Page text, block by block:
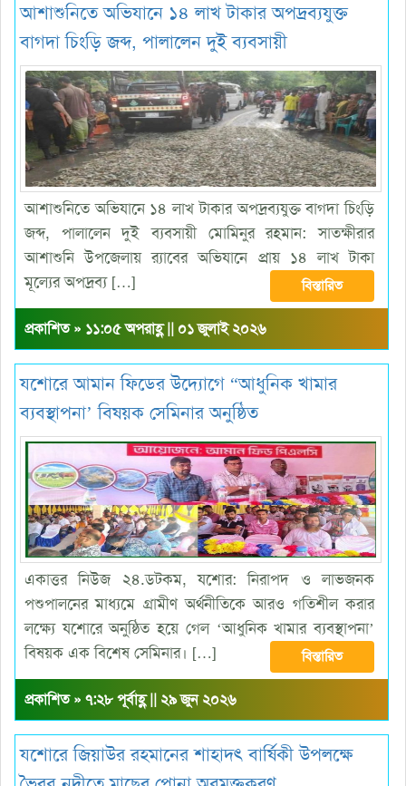
আশাশুনিতে অভিযানে ১৪ লাখ টাকার অপদ্রব্যযুক্ত
বাগদা চিংড়ি জব্দ, পালালেন দুই ব্যবসায়ী
আশাশুনিতে অভিযানে ১৪ লাখ টাকার অপদ্রব্যযুক্ত বাগদা চিংড়ি
জব্দ, পালালেন দুই ব্যবসায়ী মোমিনুর রহমান: সাতক্ষীরার
আশাশুনি উপজেলায় র‍্যাবের অভিযানে প্রায় ১৪ লাখ টাকা
মূল্যের অপদ্রব্য […]
বিস্তারিত
প্রকাশিত » ১১:০৫ অপরাহ্ণ || ০১ জুলাই ২০২৬
যশোরে আমান ফিডের উদ্যোগে “আধুনিক খামার
ব্যবস্থাপনা’ বিষয়ক সেমিনার অনুষ্ঠিত
একাত্তর নিউজ ২৪.ডটকম, যশোর: নিরাপদ ও লাভজনক
পশুপালনের মাধ্যমে গ্রামীণ অর্থনীতিকে আরও গতিশীল করার
লক্ষ্যে যশোরে অনুষ্ঠিত হয়ে গেল ‘আধুনিক খামার ব্যবস্থাপনা’
বিষয়ক এক বিশেষ সেমিনার। […]
বিস্তারিত
প্রকাশিত » ৭:২৮ পূর্বাহ্ণ || ২৯ জুন ২০২৬
যশোরে জিয়াউর রহমানের শাহাদৎ বার্ষিকী উপলক্ষে